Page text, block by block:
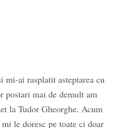
mi-ai rasplatit asteptarea cu
postari mai de demult am
la Tudor Gheorghe. Acum
le doresc pe toate ci doar